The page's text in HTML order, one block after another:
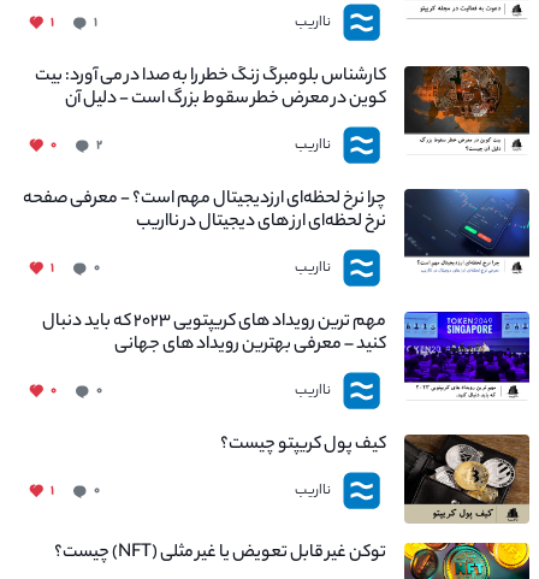
نااریب ۱ ۱
کارشناس بلومبرگ زنگ خطر را به صدا در می آورد: بیت
کوین در معرض خطر سقوط بزرگ است - دلیل آن
چیست؟
نااریب ۲ ۰
چرا نرخ لحظه‌ای ارزدیجیتال مهم است؟ - معرفی صفحه
نرخ لحظه‌ای ارز های دیجیتال در نااریب
نااریب ۰ ۱
مهم ترین رویداد های کریپتویی ۲۰۲۳ که باید دنبال
کنید – معرفی بهترین رویداد های جهانی
نااریب ۰ ۰
کیف پول کریپتو چیست؟
نااریب ۰ ۱
توکن غیر قابل تعویض یا غیر مثلی (NFT) چیست؟